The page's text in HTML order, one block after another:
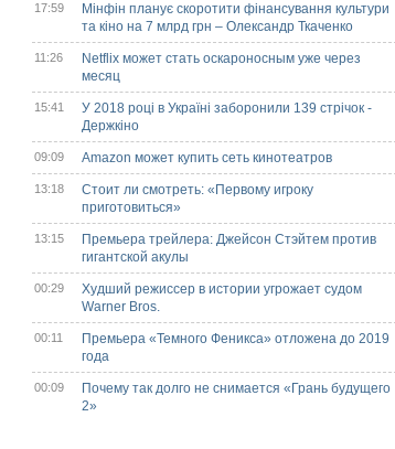
17:59
Мінфін планує скоротити фінансування культури
та кіно на 7 млрд грн – Олександр Ткаченко
11:26
Netflix может стать оскароносным уже через
месяц
15:41
У 2018 році в Україні заборонили 139 стрічок -
Держкіно
09:09 Amazon может купить сеть кинотеатров
13:18
Стоит ли смотреть: «Первому игроку
приготовиться»
13:15
Премьера трейлера: Джейсон Стэйтем против
гигантской акулы
00:29
Худший режиссер в истории угрожает судом
Warner Bros.
00:11
Премьера «Темного Феникса» отложена до 2019
года
00:09
Почему так долго не снимается «Грань будущего
2»